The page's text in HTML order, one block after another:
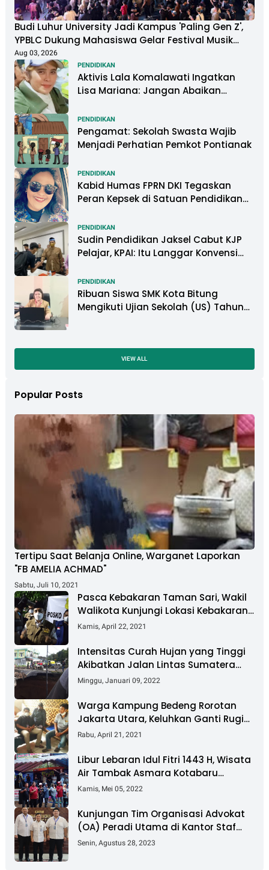
Budi Luhur University Jadi Kampus 'Paling Gen Z',
YPBLC Dukung Mahasiswa Gelar Festival Musik
Berkapasitas Ribuan Penonton
Aug 03, 2026
PENDIDIKAN
Aktivis Lala Komalawati Ingatkan
Lisa Mariana: Jangan Abaikan
DNA
PENDIDIKAN
Pengamat: Sekolah Swasta Wajib
Menjadi Perhatian Pemkot Pontianak
PENDIDIKAN
Kabid Humas FPRN DKI Tegaskan
Peran Kepsek di Satuan Pendidikan
PENDIDIKAN
Sudin Pendidikan Jaksel Cabut KJP
Pelajar, KPAI: Itu Langgar Konvensi
PENDIDIKAN
Ribuan Siswa SMK Kota Bitung
Mengikuti Ujian Sekolah (US) Tahun
VIEW ALL
Popular Posts
Tertipu Saat Belanja Online, Warganet Laporkan
"FB AMELIA ACHMAD"
Sabtu, Juli 10, 2021
Pasca Kebakaran Taman Sari, Wakil
Walikota Kunjungi Lokasi Kebakaran
Dan Salurkan Bantuan
Kamis, April 22, 2021
Intensitas Curah Hujan yang Tinggi
Akibatkan Jalan Lintas Sumatera
Nyaris Putus
Minggu, Januari 09, 2022
Warga Kampung Bedeng Rorotan
Jakarta Utara, Keluhkan Ganti Rugi
Pembebasan Lahan Tol Cibitung -
Rabu, April 21, 2021
Libur Lebaran Idul Fitri 1443 H, Wisata
Air Tambak Asmara Kotabaru
Dipadati Ribuan Pengunjung
Kamis, Mei 05, 2022
Kunjungan Tim Organisasi Advokat
(OA) Peradi Utama di Kantor Staf
Kepresidenan RI Istana Negara
Senin, Agustus 28, 2023